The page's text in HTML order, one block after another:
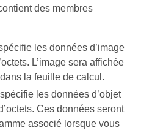
des membres
les données d’image
L’image sera affichée
la feuille de calcul.
spécifie les données d’objet
Ces données seront
associé lorsque vous